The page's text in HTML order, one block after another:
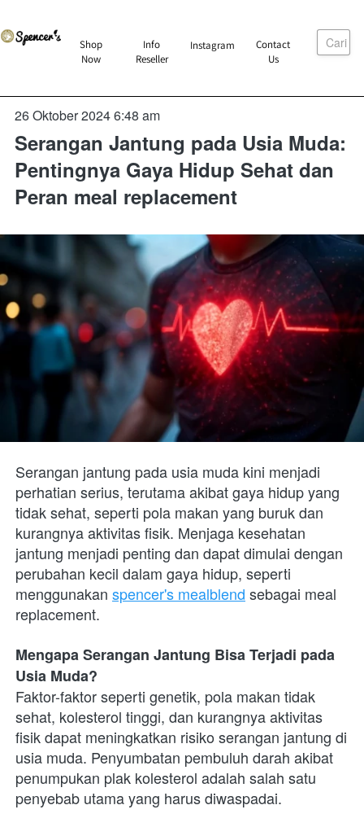
`
Shop
Now
` Info
Reseller
`Instagram `
Contact
Us
Cari
26 Oktober 2024 6:48 am
Serangan Jantung pada Usia Muda:
Pentingnya Gaya Hidup Sehat dan
Peran meal replacement
Serangan jantung pada usia muda kini menjadi
perhatian serius, terutama akibat gaya hidup yang
tidak sehat, seperti pola makan yang buruk dan
kurangnya aktivitas fisik. Menjaga kesehatan
jantung menjadi penting dan dapat dimulai dengan
perubahan kecil dalam gaya hidup, seperti
menggunakan spencer's mealblend sebagai meal
replacement.
Mengapa Serangan Jantung Bisa Terjadi pada
Usia Muda?
Faktor-faktor seperti genetik, pola makan tidak
sehat, kolesterol tinggi, dan kurangnya aktivitas
fisik dapat meningkatkan risiko serangan jantung di
usia muda. Penyumbatan pembuluh darah akibat
penumpukan plak kolesterol adalah salah satu
penyebab utama yang harus diwaspadai.